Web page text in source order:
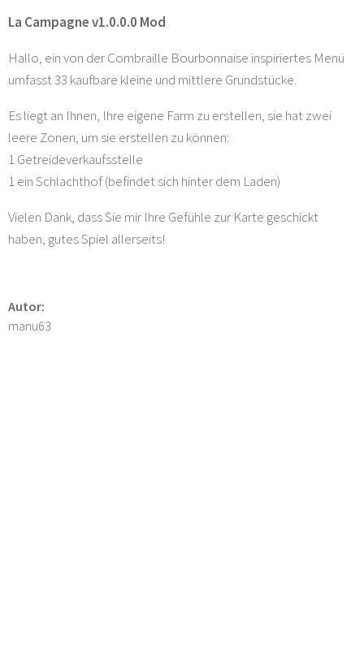
La Campagne v1.0.0.0 Mod
Hallo, ein von der Combraille Bourbonnaise inspiriertes Menü
umfasst 33 kaufbare kleine und mittlere Grundstücke.
Es liegt an Ihnen, Ihre eigene Farm zu erstellen, sie hat zwei
leere Zonen, um sie erstellen zu können:
1 Getreideverkaufsstelle
1 ein Schlachthof (befindet sich hinter dem Laden)
Vielen Dank, dass Sie mir Ihre Gefühle zur Karte geschickt
haben, gutes Spiel allerseits!
Autor:
manu63